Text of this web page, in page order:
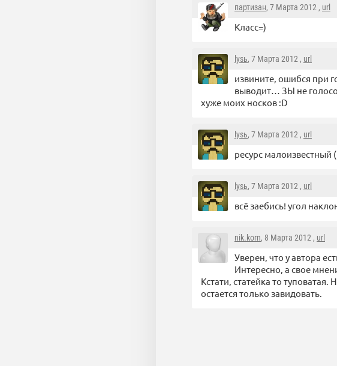
партизан, 7 Марта 2012 , url
Класс=)
lysь, 7 Марта 2012 , url
извините, ошибся при
выводит… ЗЫ не
хуже моих носков :D
lysь, 7 Марта 2012 , url
ресурс малоизвестный
lysь, 7 Марта 2012 , url
всё заебись! угол
nik.korn, 8 Марта 2012 , url
Уверен, что у автора
Интересно, а свое
Кстати, статейка то
остается только завидовать.